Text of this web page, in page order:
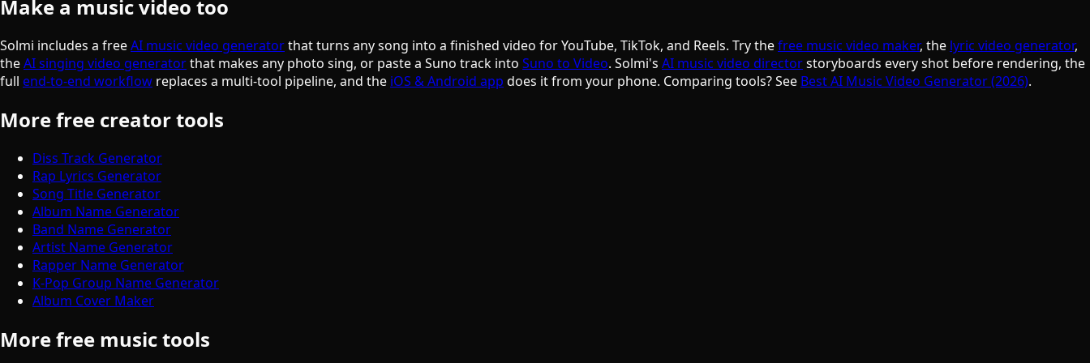
Make a music video too
Solmi includes a freeAI music video generatorthat turns any song into a finished video for YouTube, TikTok, and Reels. Try thefree music video maker, the lyric video generator,
theAI singing video generatorthat makes any photo sing, or paste a Suno track into Suno to Video. Solmi's AI music video directorstoryboards every shot before rendering, the
full end-to-end workflow replaces a multi-tool pipeline, and the iOS & Android app does it from your phone. Comparing tools? See Best AI Music Video Generator (2026).
More free creator tools
Diss Track Generator
Rap Lyrics Generator
Song Title Generator
Album Name Generator
Band Name Generator
Artist Name Generator
Rapper Name Generator
K-Pop Group Name Generator
Album Cover Maker
More free music tools